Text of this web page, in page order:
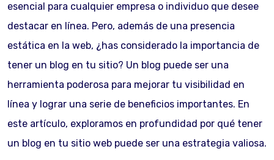
esencial para cualquier empresa o individuo que desee
destacar en línea. Pero, además de una presencia
estática en la web, ¿has considerado la importancia de
tener un blog en tu sitio? Un blog puede ser una
herramienta poderosa para mejorar tu visibilidad en
línea y lograr una serie de beneficios importantes. En
este artículo, exploramos en profundidad por qué tener
un blog en tu sitio web puede ser una estrategia valiosa.